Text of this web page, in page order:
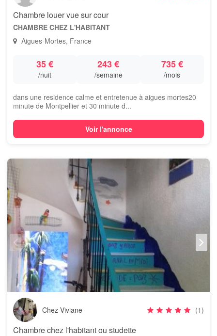
Chambre louer vue sur cour
CHAMBRE CHEZ L'HABITANT
Aigues-Mortes, France
35 €
/nuit
243 €
/semaine
735 €
/mois
dans une residence calme et entretenue à aigues mortes20
minute de Montpellier et 30 minute d...
Voir l'annonce
Chez Viviane (1)
Chambre chez l'habitant ou studette